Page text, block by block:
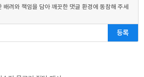
배려와 책임을 담아 깨끗한 댓글 환경에 동참해 주세
등록